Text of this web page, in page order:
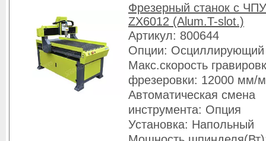
Фрезерный станок с
ZX6012 (Alum.T-slot.)
Артикул: 800644
Опции:
Макс.скорость
фрезеровки: 12000 мм/
Автоматическая смена
инструмента: Опция
Установка: Напольный